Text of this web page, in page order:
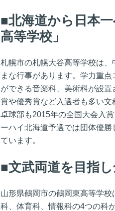
北海道から日本
高等学校」
札幌市の札幌大谷高等学校は
まな行事があります。学力重
ができる音楽科、美術科が設
賞や優秀賞など入選者も多い文
卓球部も2015年の全国大会入
ーハイ北海道予選では団体優
ています。
文武両道を目指
山形県鶴岡市の鶴岡東高等学
科、体育科、情報科の4つの科